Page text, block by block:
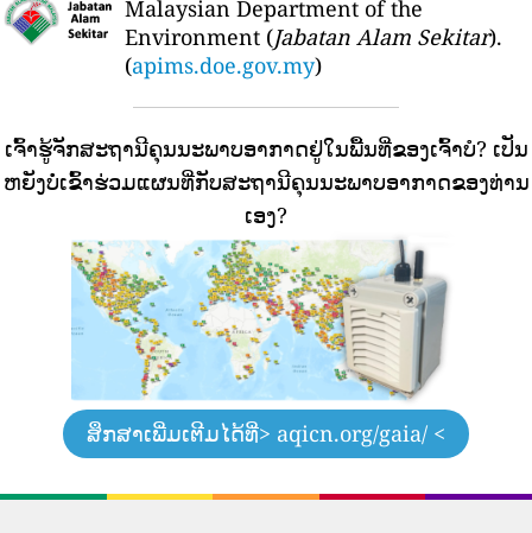
Malaysian Department of the
Environment (Jabatan Alam Sekitar).
(apims.doe.gov.my)
ເຈົ້າຮູ້ຈັກສະຖານີຄຸນນະພາບອາກາດຢູ່ໃນພື້ນທີ່ຂອງເຈົ້າບໍ? ເປັນ
ຫຍັງບໍ່ເຂົ້າຮ່ວມແຜນທີ່ກັບສະຖານີຄຸນນະພາບອາກາດຂອງທ່ານ
ເອງ?
ສຶກສາເພີ່ມເຕີມໄດ້ທີ່> aqicn.org/gaia/ <